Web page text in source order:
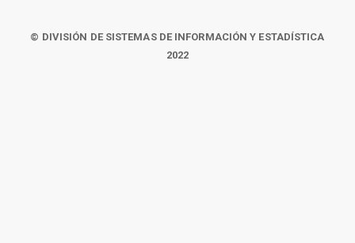
© DIVISIÓN DE SISTEMAS DE INFORMACIÓN Y ESTADÍSTICA
2022